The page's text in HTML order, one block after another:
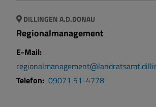
DILLINGEN A.D.DONAU
Regionalmanagement
E-Mail:
Telefon: 09071 51-4778